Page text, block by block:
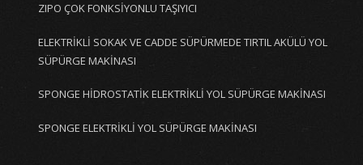
ZIPO ÇOK FONKSİYONLU TAŞIYICI
ELEKTRİKLİ SOKAK VE CADDE SÜPÜRMEDE TIRTIL AKÜLÜ YOL
SÜPÜRGE MAKİNASI
SPONGE HİDROSTATİK ELEKTRİKLİ YOL SÜPÜRGE MAKİNASI
SPONGE ELEKTRİKLİ YOL SÜPÜRGE MAKİNASI